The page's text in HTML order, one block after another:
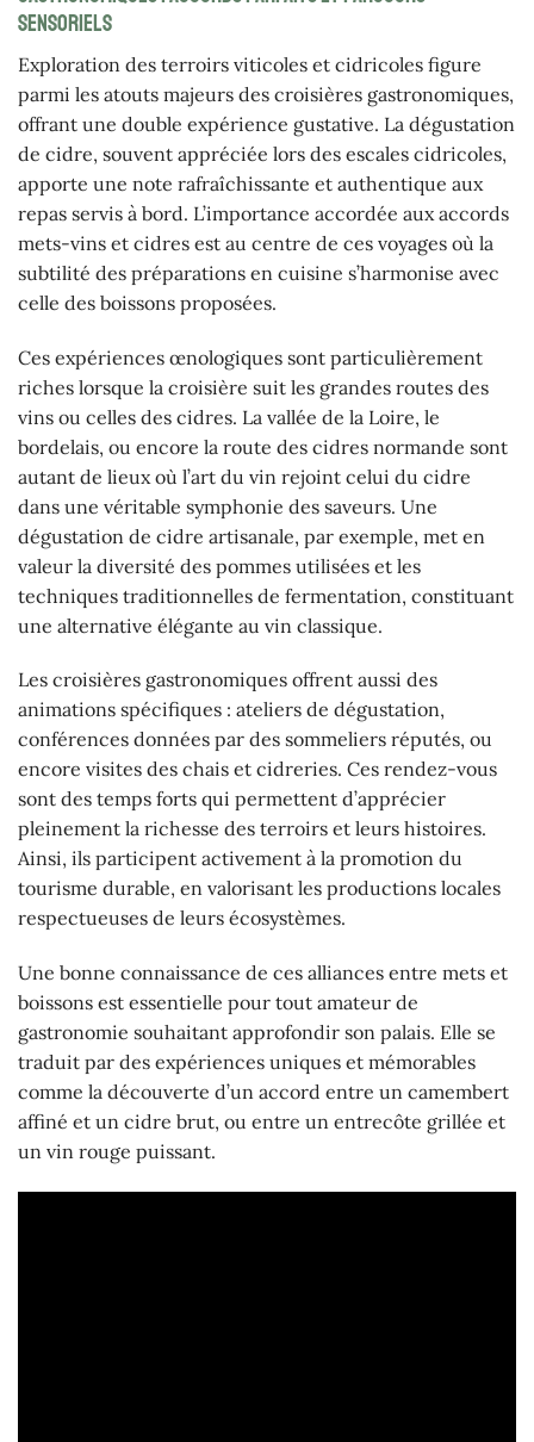
sensoriels
Exploration des terroirs viticoles et cidricoles figure
parmi les atouts majeurs des croisières gastronomiques,
offrant une double expérience gustative. La dégustation
de cidre, souvent appréciée lors des escales cidricoles,
apporte une note rafraîchissante et authentique aux
repas servis à bord. L’importance accordée aux accords
mets-vins et cidres est au centre de ces voyages où la
subtilité des préparations en cuisine s’harmonise avec
celle des boissons proposées.
Ces expériences œnologiques sont particulièrement
riches lorsque la croisière suit les grandes routes des
vins ou celles des cidres. La vallée de la Loire, le
bordelais, ou encore la route des cidres normande sont
autant de lieux où l’art du vin rejoint celui du cidre
dans une véritable symphonie des saveurs. Une
dégustation de cidre artisanale, par exemple, met en
valeur la diversité des pommes utilisées et les
techniques traditionnelles de fermentation, constituant
une alternative élégante au vin classique.
Les croisières gastronomiques offrent aussi des
animations spécifiques : ateliers de dégustation,
conférences données par des sommeliers réputés, ou
encore visites des chais et cidreries. Ces rendez-vous
sont des temps forts qui permettent d’apprécier
pleinement la richesse des terroirs et leurs histoires.
Ainsi, ils participent activement à la promotion du
tourisme durable, en valorisant les productions locales
respectueuses de leurs écosystèmes.
Une bonne connaissance de ces alliances entre mets et
boissons est essentielle pour tout amateur de
gastronomie souhaitant approfondir son palais. Elle se
traduit par des expériences uniques et mémorables
comme la découverte d’un accord entre un camembert
affiné et un cidre brut, ou entre un entrecôte grillée et
un vin rouge puissant.